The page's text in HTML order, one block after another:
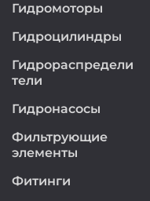
Гидромоторы
Гидроцилиндры
Гидрораспредели
тели
Гидронасосы
Фильтрующие
элементы
Фитинги